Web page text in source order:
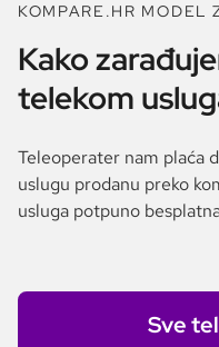
KOMPARE.HR MODEL
Kako
telekom
Teleoperater nam plaća
uslugu prodanu preko
usluga potpuno
Sve